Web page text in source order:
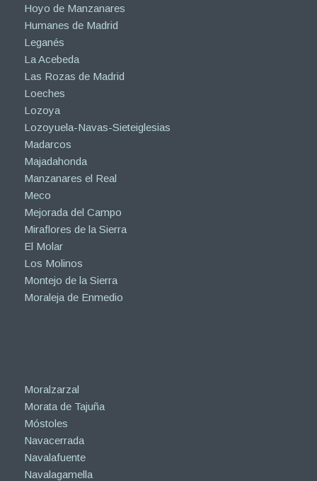
Hoyo de Manzanares
Humanes de Madrid
Leganés
La Acebeda
Las Rozas de Madrid
Loeches
Lozoya
Lozoyuela-Navas-Sieteiglesias
Madarcos
Majadahonda
Manzanares el Real
Meco
Mejorada del Campo
Miraflores de la Sierra
El Molar
Los Molinos
Montejo de la Sierra
Moraleja de Enmedio
Moralzarzal
Morata de Tajuña
Móstoles
Navacerrada
Navalafuente
Navalagamella